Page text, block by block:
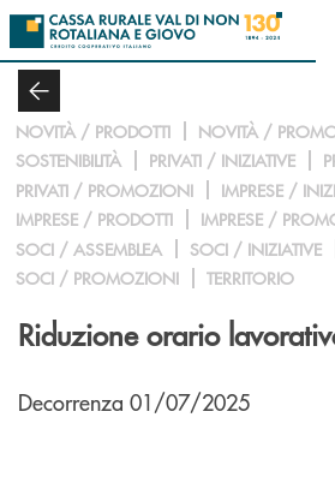
Salta al contenuto principale
NOVITÀ / PRODOTTI
NOVITÀ /
SOSTENIBILITÀ
PRIVATI / INIZIATIVE
PRIVATI / PROMOZIONI
IMPRESE /
IMPRESE / PRODOTTI
IMPRESE /
SOCI / ASSEMBLEA
SOCI / INIZIATIVE
SOCI / PROMOZIONI
TERRITORIO
Riduzione orario
Decorrenza 01/07/2025